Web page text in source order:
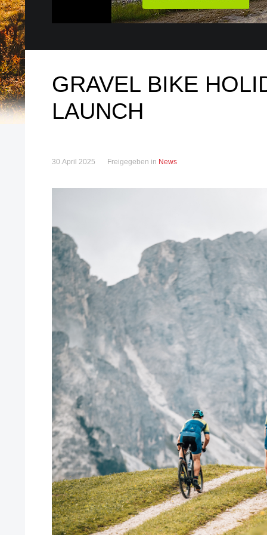
GRAVEL BIKE
LAUNCH
30.April 2025 Freigegeben in News